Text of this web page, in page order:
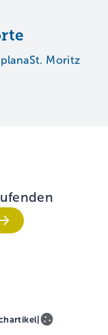
St. Moritz
|